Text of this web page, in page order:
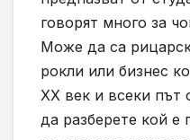
говорят много за
Може да са
рокли или бизнес
ХХ век и всеки път
да разберете кой